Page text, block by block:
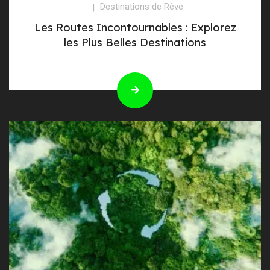
Destinations de Rêve
Les Routes Incontournables : Explorez
les Plus Belles Destinations